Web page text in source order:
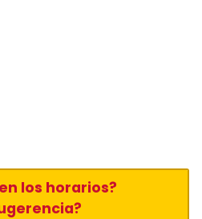
los horarios?